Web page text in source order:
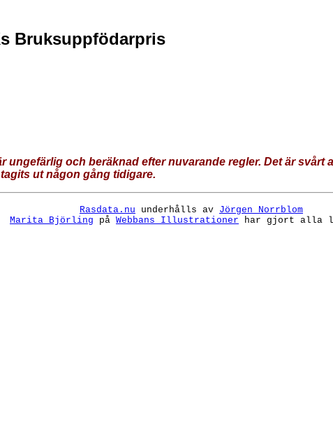
Bruksuppfödarpris
ungefärlig och beräknad efter nuvarande regler. Det är
ut någon gång tidigare.
Rasdata.nu underhålls av Jörgen Norrblom
Marita Björling på Webbans Illustrationer har gjort alla